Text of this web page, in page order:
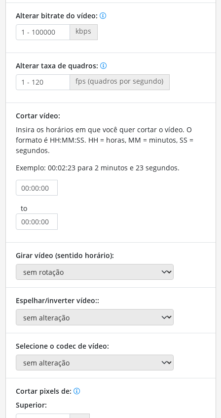
Alterar bitrate do vídeo:
kbps
Alterar taxa de quadros:
fps (quadros por segundo)
Cortar vídeo:
Insira os horários em que você quer cortar o vídeo. O
formato é HH:MM:SS. HH = horas, MM = minutos, SS =
segundos.
Exemplo: 00:02:23 para 2 minutos e 23 segundos.
to
Girar vídeo (sentido horário):
Espelhar/inverter vídeo::
Selecione o codec de vídeo:
Cortar pixels de:
Superior: